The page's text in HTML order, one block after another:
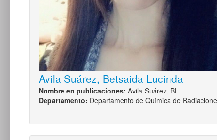
Avila Suárez, Betsaida Lucinda
Nombre en publicaciones: Avila-Suárez, BL
Departamento: Departamento de Química de